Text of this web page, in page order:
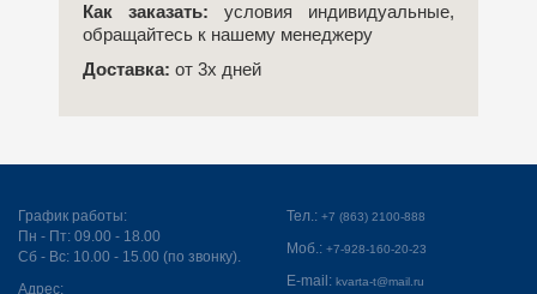
Как заказать: условия индивидуальные,
обращайтесь к нашему менеджеру
Доставка: от 3х дней
График работы:
Пн - Пт: 09.00 - 18.00
Сб - Вс: 10.00 - 15.00 (по звонку).
Адрес:
Тел.: +7 (863) 2100-888
Моб.: +7-928-160-20-23
E-mail: kvarta-t@mail.ru